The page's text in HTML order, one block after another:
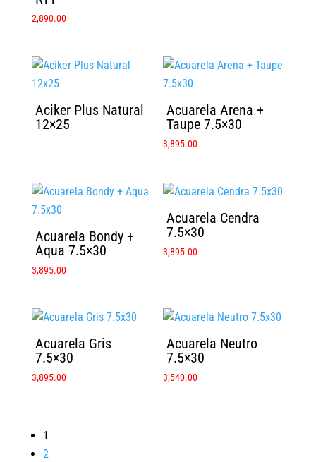
2,890.00
Aciker Plus Natural
12×25
Acuarela Arena +
Taupe 7.5×30
3,895.00
Acuarela Bondy +
Aqua 7.5×30
3,895.00
Acuarela Cendra
7.5×30
3,895.00
Acuarela Gris
7.5×30
3,895.00
Acuarela Neutro
7.5×30
3,540.00
1
2